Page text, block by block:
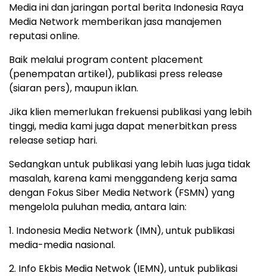
Media ini dan jaringan portal berita Indonesia Raya
Media Network memberikan jasa manajemen
reputasi online.
Baik melalui program content placement
(penempatan artikel), publikasi press release
(siaran pers), maupun iklan.
Jika klien memerlukan frekuensi publikasi yang lebih
tinggi, media kami juga dapat menerbitkan press
release setiap hari.
Sedangkan untuk publikasi yang lebih luas juga tidak
masalah, karena kami menggandeng kerja sama
dengan Fokus Siber Media Network (FSMN) yang
mengelola puluhan media, antara lain:
1. Indonesia Media Network (IMN), untuk publikasi
media-media nasional.
2. Info Ekbis Media Netwok (IEMN), untuk publikasi